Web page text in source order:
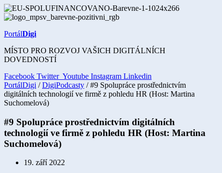
Přejít
k
PortálDigi
MÍSTO PRO ROZVOJ VAŠICH DIGITÁLNÍCH
DOVEDNOSTÍ
Facebook Twitter Youtube Instagram Linkedin
PortálDigi /DigiPodcasty / #9 Spolupráce prostřednictvím
digitálních technologií ve firmě z pohledu HR (Host: Martina
Suchomelová)
#9 Spolupráce prostřednictvím digitálních
technologií ve firmě z pohledu HR (Host: Martina
Suchomelová)
19. září 2022